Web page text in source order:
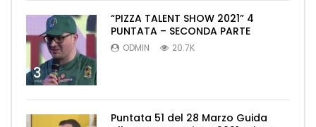
3
“PIZZA TALENT SHOW 2021” 4
PUNTATA – SECONDA PARTE
ODMIN 20.7K
Puntata 51 del 28 Marzo Guida